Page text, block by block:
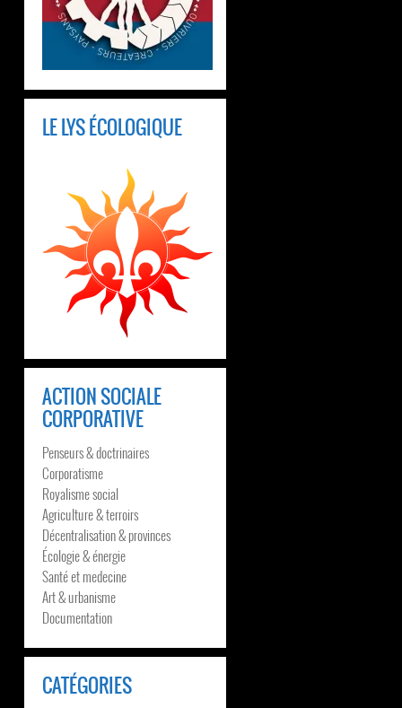
LE LYS ÉCOLOGIQUE
ACTION SOCIALE
CORPORATIVE
Penseurs & doctrinaires
Corporatisme
Royalisme social
Agriculture & terroirs
Décentralisation & provinces
Écologie & énergie
Santé et medecine
Art & urbanisme
Documentation
CATÉGORIES